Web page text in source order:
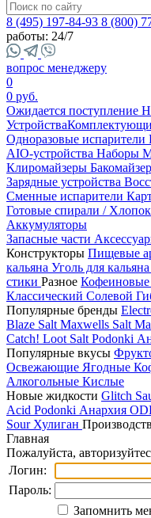
8 (495) 197-84-93 8 (800)
работы: 24/7
вопрос менеджеру
0
0 руб.
Ожидается поступление
Устройства
Одноразовые испарители
AIO-устройства Наборы
Клиромайзеры
Зарядные устройства
Сменные испарители
Готовые спирали / Хлопок
Аккумуляторы
Запасные части
Конструкторы Пищевые
кальяна Уголь для кальяна
стики Разное Кофеиновые
Классический Солевой
Популярные бренды
Blaze Salt Maxwells Salt
Catch! Loot Salt Podonki
Популярные вкусы
Освежающие Ягодные
Алкогольные Кислые
Новые жидкости Glitch
Acid Podonki Анархия
Sour Хулиган
Главная
Пожалуйста,
Логин:
Пароль:
Запомнить